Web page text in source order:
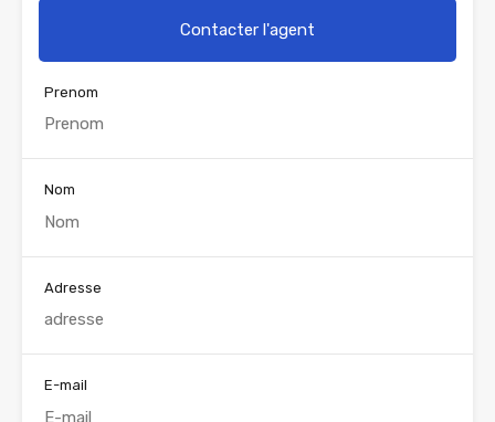
Contacter l'agent
Prenom
Nom
Adresse
E-mail